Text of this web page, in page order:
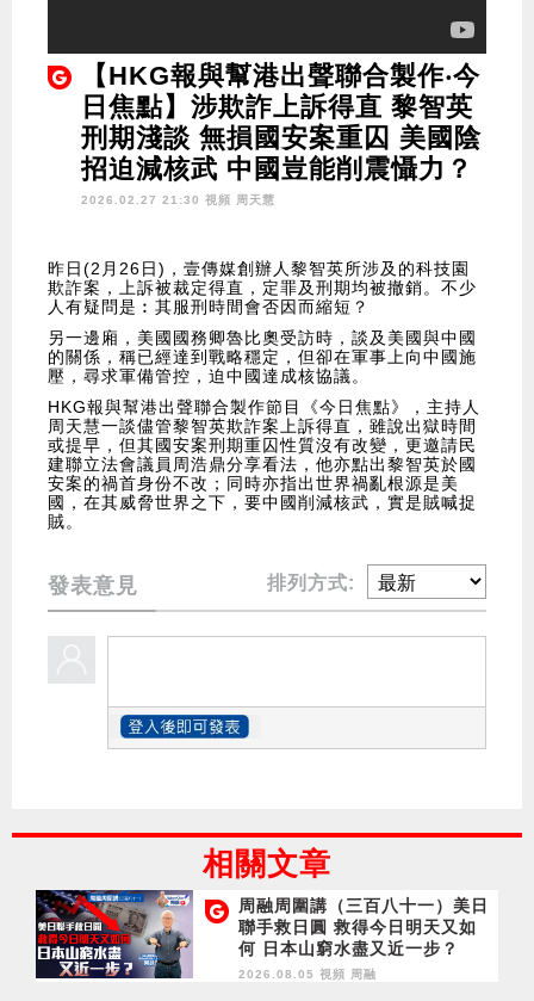
【HKG報與幫港出聲聯合製作‧今
日焦點】涉欺詐上訴得直 黎智英
刑期淺談 無損國安案重囚 美國陰
招迫減核武 中國豈能削震懾力？
2026.02.27 21:30 視頻 周天慧
昨日(2月26日)，壹傳媒創辦人黎智英所涉及的科技園
欺詐案，上訴被裁定得直，定罪及刑期均被撤銷。不少
人有疑問是︰其服刑時間會否因而縮短？
另一邊廂，美國國務卿魯比奧受訪時，談及美國與中國
的關係，稱已經達到戰略穩定，但卻在軍事上向中國施
壓，尋求軍備管控，迫中國達成核協議。
HKG報與幫港出聲聯合製作節目《今日焦點》，主持人
周天慧一談儘管黎智英欺詐案上訴得直，雖說出獄時間
或提早，但其國安案刑期重囚性質沒有改變，更邀請民
建聯立法會議員周浩鼎分享看法，他亦點出黎智英於國
安案的禍首身份不改；同時亦指出世界禍亂根源是美
國，在其威脅世界之下，要中國削減核武，實是賊喊捉
賊。
發表意見 排列方式:
相關文章
周融周圍講（三百八十一）美日
聯手救日圓 救得今日明天又如
何 日本山窮水盡又近一步？
2026.08.05 視頻 周融